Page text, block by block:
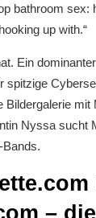
bathroom sex:
up with.“
Ein
spitzige
Bildergalerie
Nyssa sucht
Bands.
–